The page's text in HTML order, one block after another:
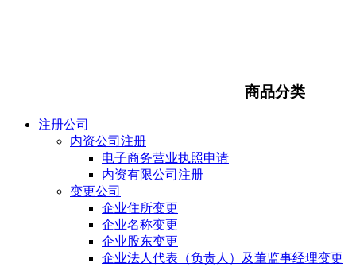
商品分类
注册公司
内资公司注册
电子商务营业执照申请
内资有限公司注册
变更公司
企业住所变更
企业名称变更
企业股东变更
企业法人代表（负责人）及董监事经理变更